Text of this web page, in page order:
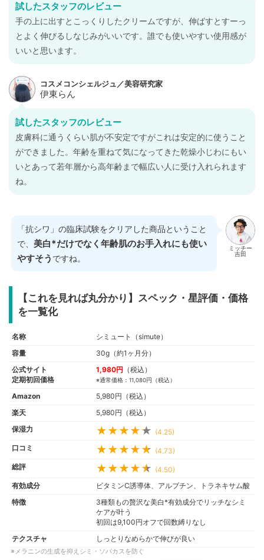
試したスタッフのレビュー
手の上に出すとこっくりしたクリームですが、伸ばすとすーっ
とよく伸びるしなじみがいいです。誰でも使いやすい使用感が
いいと思います。
試したスタッフのレビュー
皮膚科に通うくらい肌が不安定ですがこれは安定的に使うこと
ができました。年齢を重ねて気になってきた乾燥小じわにもい
いとあって若年層から高年齢まで幅広い人に受け入れられます
ね。
ミッチー
吉田
「抗シワ」の臨床試験をクリアした商品ということ
で、美白*だけでなく年齢肌のお手入れにも使い
やすそう ですね。
【これを見れば丸分かり】スペック・星評価・価格
を一覧化
名称
シミュート（simute）
容量
30g（約1ヶ月分）
公式サイト
定期初回価格
1,980円 （税込）
※通常価格：11,080円（税込）
Amazon
5,980円（税込）
楽天
5,980円（税込）
保湿力
(4.25)
口コミ
(4.73)
総評
(4.50)
有効成分
ビタミンC誘導体、アルブチン、トラネキサム酸
特徴
3種類もの贅沢な美白*有効成分でリッチなシミ
ケアが叶う
初回は9,100円オフで回数縛りなし
テクスチャ
しっとりなめらかで伸びが良い
メラニンの生成を抑えシミ・ソバカスを防ぐ